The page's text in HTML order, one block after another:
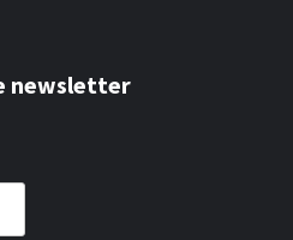
newsletter